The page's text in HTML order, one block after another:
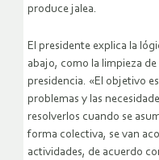
produce jalea.
El presidente explica la
abajo, como la limpieza
presidencia. «El objetivo
problemas y las
resolverlos cuando se
forma colectiva, se van
actividades, de acuerdo